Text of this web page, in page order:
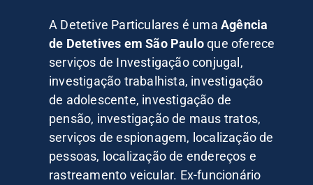
A Detetive Particulares é uma Agência
de Detetives em São Pauloque oferece
serviços de Investigação conjugal,
investigação trabalhista, investigação
de adolescente, investigação de
pensão, investigação de maus tratos,
serviços de espionagem, localização de
pessoas, localização de endereços e
rastreamento veicular. Ex-funcionário